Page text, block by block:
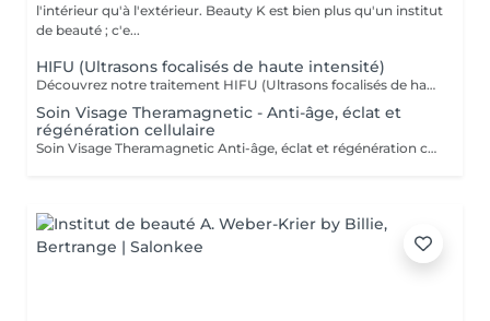
l'intérieur qu'à l'extérieur. Beauty K est bien plus qu'un institut
de beauté ; c'e...
HIFU (Ultrasons focalisés de haute intensité)
Découvrez notre traitement HIFU (Ultrasons focalisés de haute intensité) : le soin anti-âge révolutionnaire pour visage, cou et décolleté. Commencez votre expérience par un rendez-vous d'information personnalisé, lors duquel nous analyserons ensemble la zone que vous souhaitez traiter. C'est aussi l'occasion de répondre à toutes vos questions et de vous familiariser avec les avantages de cette technologie de pointe. Notre soin HIFU est la solution idéale pour ceux qui recherchent un rajeunissement sans aiguilles ni chirurgie. Utilisant des ultrasons de haute intensité, ce traitement cible les couches profondes de la peau pour stimuler la production de collagène et d'élastine, entraînant un effet liftant et raffermissant visible. Parfait pour atténuer les signes de vieillissement tels que les rides, la perte de fermeté, et même les cicatrices sur le visage et le corps, le soin HIFU redonne à votre peau une apparence plus jeune et revitalisée. Les résultats peuvent être perceptibles dès la première séance, avec des améliorations continues au fil du temps. Transformez votre peau avec notre soin HIFU un véritable tournant dans les traitements esthétiques modernes, alliant efficacité et sécurité pour révéler votre beauté naturelle sans temps de récupération.
Soin Visage Theramagnetic - Anti-âge, éclat et
régénération cellulaire
Soin Visage Theramagnetic Anti-âge, éclat et régénération cellulaire Le Theramagnetic visage est un soin non-invasif nouvelle génération qui combine la micro-aspiration douce et les champs magnétiques pulsés à résonance stochastique (CMPS) pour redonner au visage toute sa lumière, sa fermeté et sa vitalité. Grâce à sa pièce à main spécialement conçue pour les zones délicates du visage et du cou, ce traitement stimule les fibroblastes, relance la production de collagène et d'élastine, améliore la microcirculation et facilite l'oxygénation cellulaire. Résultats : Effet liftant visible dès la première séance Peau plus lisse, plus ferme et plus lumineuse Réduction des rides, des poches et des signes de fatigue Amélioration de la texture et de l'éclat du teint Sans aiguille, sans douleur et 100 % relaxant, ce soin visage s'adresse à toutes les personnes souhaitant un effet rajeunissant naturel et durable. Recommandation : une cure de 6 séances espacées d'une semaine pour un effet régénérant profond et durable. Idéal en prévention du vieillissement ou en soin intensif.